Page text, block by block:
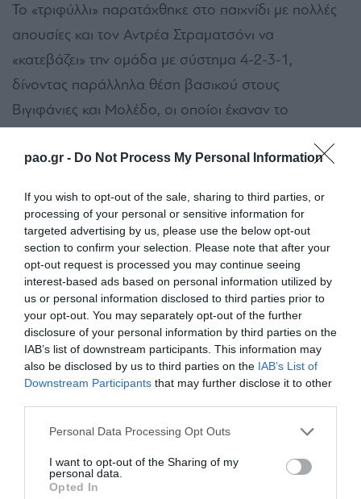
pao.gr - Do Not Process My Personal Information
If you wish to opt-out of the sale, sharing to third parties, or
processing of your personal or sensitive information for
targeted advertising by us, please use the below opt-out
section to confirm your selection. Please note that after your
opt-out request is processed you may continue seeing
interest-based ads based on personal information utilized by
us or personal information disclosed to third parties prior to
your opt-out. You may separately opt-out of the further
disclosure of your personal information by third parties on the
IAB’s list of downstream participants. This information may
also be disclosed by us to third parties on the IAB’s List of
Downstream Participants that may further disclose it to other
Please note that this website/app uses one or more Google
not limited to your visit or usage behaviour. You may click to
grant or deny consent to Google and its third-party tags to
use your data for below specified purposes in below Google
Personal Data Processing Opt Outs
I want to opt-out of the Sharing of my
personal data.
Opted In
Το «τριφύλλι» παρατάχθηκε στο παιχνίδι με πολλές
απουσίες και τον Αντρέα Στραματσόνι να
«κατεβάζει» την ομάδα με σύστημα 4-2-3-1,
δίνοντας παράλληλα θέση βασικού στους
Βιγιφάνιες και Μολέδο, οι οποίοι έκαναν το
«σφιχτό», με τους φιλοξενούμενους να ελέγχουν τον
ρυθμό μέχρι το ημίωρο, έχοντας μια καλή ευκαιρία
να σκοράρουν σε αυτό το διάστημα, με τον Νιέτο…
Στον αντίποδα, ο Παναθηναϊκός ανέβασε την πίεσή
του στο τελευταίο 15λεπτο, μαζί με την απόδοσή
του, έχοντας κι αυτός μια φάση όπου θα μπορούσε
να ανοίξει το σκορ, με τον Βιγιαφάνιες. Ενώ
δικαιούται να διαμαρτύρεται για την μη αποβολή
του Μπαξεβανίδη στο 29’, με δεύτερη κίτρινη κάρτα,
για σκληρό φάουλ στον Καλτσά!
Άλλαξε τις ισορροπίες ο Μάνταλος!